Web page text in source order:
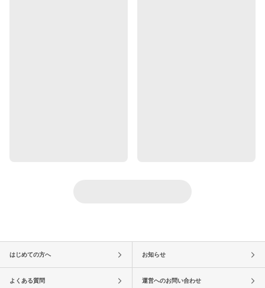
はじめての方へ お知らせ
よくある質問 運営へのお問い合わせ